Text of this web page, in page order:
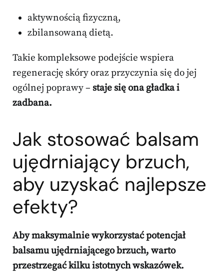
aktywnością fizyczną,
zbilansowaną dietą.
Takie kompleksowe podejście wspiera
regenerację skóry oraz przyczynia się do jej
ogólnej poprawy – staje się ona gładka i
zadbana.
Jak stosować balsam
ujędrniający brzuch,
aby uzyskać najlepsze
efekty?
Aby maksymalnie wykorzystać potencjał
balsamu ujędrniającego brzuch, warto
przestrzegać kilku istotnych wskazówek.